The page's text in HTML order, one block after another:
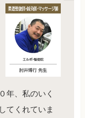
年、私のいく
てくれていま